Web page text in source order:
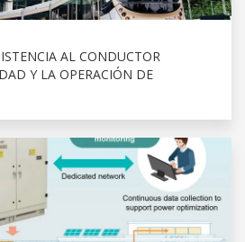
AL CONDUCTOR
Y LA OPERACIÓN DE